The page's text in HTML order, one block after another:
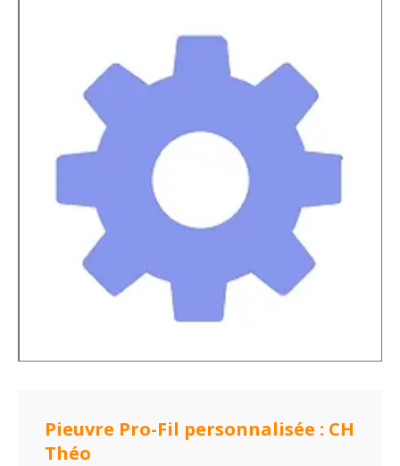
Pieuvre Pro-Fil personnalisée : CH
Théo